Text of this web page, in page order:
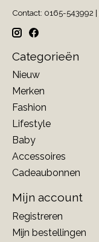
Contact: 0165-543992 |
Categorieën
Nieuw
Merken
Fashion
Lifestyle
Baby
Accessoires
Cadeaubonnen
Mijn account
Registreren
Mijn bestellingen